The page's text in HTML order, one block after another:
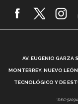
2026!
Vida
AV. EUGENIO GARZA
MONTERREY, NUEVO
TECNOLÓGICO Y DE
*DEC-